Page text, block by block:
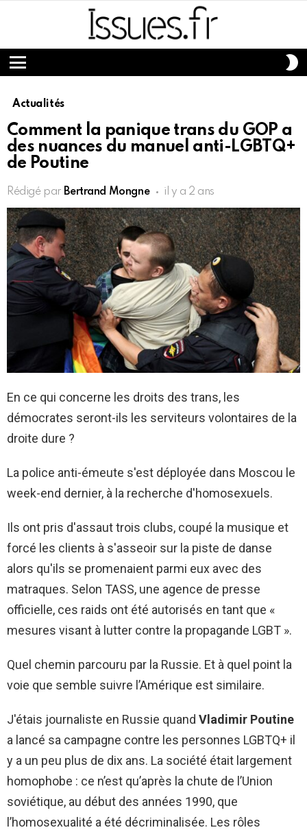
Menu
Actualités
Comment la panique trans du GOP a
des nuances du manuel anti-LGBTQ+
de Poutine
Rédigé par Bertrand Mongne il y a 2 ans
En ce qui concerne les droits des trans, les
démocrates seront-ils les serviteurs volontaires de la
droite dure ?
La police anti-émeute s'est déployée dans Moscou le
week-end dernier, à la recherche d'homosexuels.
Ils ont pris d'assaut trois clubs, coupé la musique et
forcé les clients à s'asseoir sur la piste de danse
alors qu'ils se promenaient parmi eux avec des
matraques. Selon TASS, une agence de presse
officielle, ces raids ont été autorisés en tant que «
mesures visant à lutter contre la propagande LGBT ».
Quel chemin parcouru par la Russie. Et à quel point la
voie que semble suivre l’Amérique est similaire.
J'étais journaliste en Russie quand Vladimir Poutine
a lancé sa campagne contre les personnes LGBTQ+ il
y a un peu plus de dix ans. La société était largement
homophobe : ce n’est qu’après la chute de l’Union
soviétique, au début des années 1990, que
l’homosexualité a été décriminalisée. Les rôles